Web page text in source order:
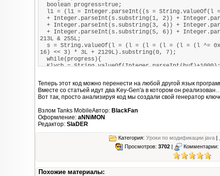
boolean progress=true;
l1 = (l1 = Integer.parseInt((s = String.valueOf(l
+ Integer.parseInt(s.substring(1, 2)) +
+ Integer.parseInt(s.substring(3, 4)) +
+ Integer.parseInt(s.substring(5, 6)) +
213L & 255L;
s = String.valueOf(l = (l = (l = (l = (l = (l ^=
16) << 3) * 3L + 2129L).substring(0, 7);
while(progress){
Klych = String.valueOf(Integer.parseInt(buf)+1000);
//вывод Klych
progress=false;
}
}
Теперь этот код можно перенести на любой другой язык
Вместе со статьей идут два Key-Gen'а в котором он
Вот так, просто анализируя код мы создали свой генератор
Взлом Tanks MobileАвтор: BlackFan
Оформление: aNNiMON
Редактор: SlaDER
Категория: Уроки по модификации java|
Просмотров: 3702| Комментарии:
Похожие материалы: